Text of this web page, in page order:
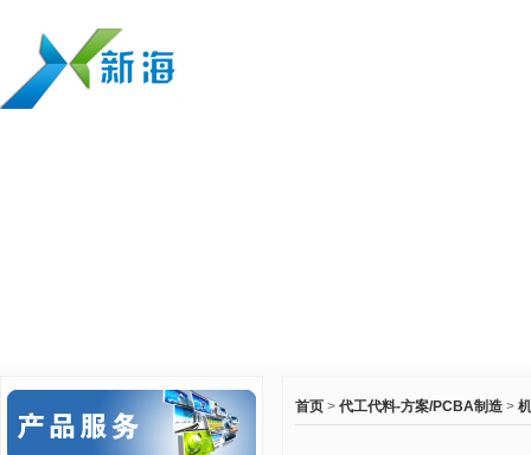
首页 > 代工代料-方案/PCBA制造 >